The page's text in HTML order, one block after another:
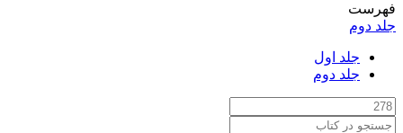
فهرست
جلد دوم
جلد اول
جلد دوم